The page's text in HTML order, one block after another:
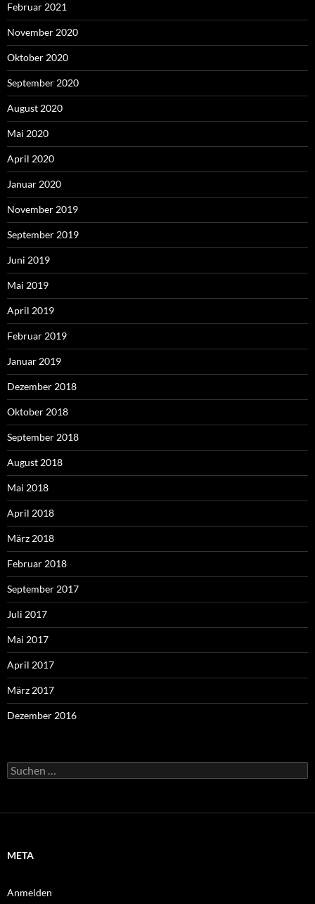
Februar 2021
November 2020
Oktober 2020
September 2020
August 2020
Mai 2020
April 2020
Januar 2020
November 2019
September 2019
Juni 2019
Mai 2019
April 2019
Februar 2019
Januar 2019
Dezember 2018
Oktober 2018
September 2018
August 2018
Mai 2018
April 2018
März 2018
Februar 2018
September 2017
Juli 2017
Mai 2017
April 2017
März 2017
Dezember 2016
Suchen
nach:
META
Anmelden